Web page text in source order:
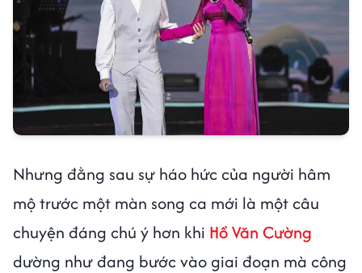
Nhưng đằng sau sự háo hức của người hâm
mộ trước một màn song ca mới là một câu
chuyện đáng chú ý hơn khi Hồ Văn Cường
dường như đang bước vào giai đoạn mà công